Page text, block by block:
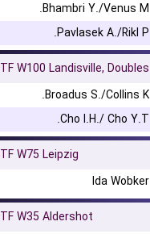
Bhambri Y./Venus M.
Pavlasek A./Rikl P.
W100 Landisville, Doubles
Broadus S./Collins K.
Cho I.H./ Cho Y.T.
W75 Leipzig
Ida Wobker
W35 Aldershot